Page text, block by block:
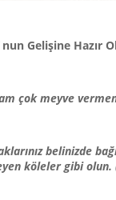
Gelişine Hazır
çok meyve
belinizde
köleler gibi olun.